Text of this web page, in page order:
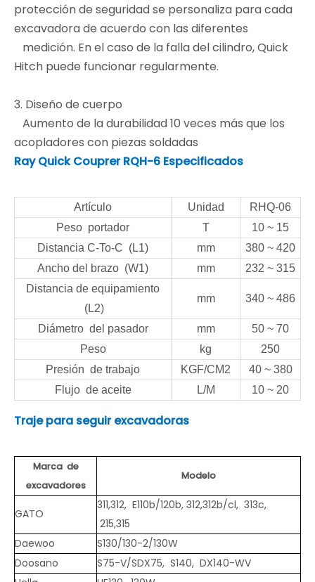
protección de seguridad se personaliza para cada
excavadora de acuerdo con las diferentes
medición. En el caso de la falla del cilindro, Quick
Hitch puede funcionar regularmente.
3. Diseño de cuerpo
Aumento de la durabilidad 10 veces más que los
acopladores con piezas soldadas
Ray Quick Couprer RQH-6 Especificados
Artículo Unidad
RHQ-06
Peso portador
T
10 ~ 15
Distancia C-To-C (L1)
mm
380 ~ 420
Ancho del brazo (W1)
mm
232 ~ 315
Distancia de equipamiento
(L2)
mm 340 ~ 486
Diámetro del pasador mm
50 ~ 70
Peso
kg
250
Presión de trabajo
KGF/CM2
40 ~ 380
Flujo de aceite
L/M 10 ~ 20
Traje para seguir excavadoras
Marca de
excavadores
Modelo
GATO
311,312, E110b/120b, 312,312b/cl, 313c,
215,315
Daewoo
S130/130-2/130W
Doosano
S75-V/SDX75, S140, DX140-WV